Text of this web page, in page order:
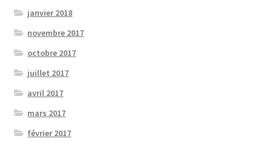
janvier 2018
novembre 2017
octobre 2017
juillet 2017
avril 2017
mars 2017
février 2017